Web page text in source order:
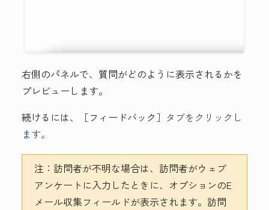
右側のパネルで、質問がどのように表示されるかを
プレビューします。
続けるには、［フィードバック］ タブをクリックし
ます。
注： 訪問者が不明な場合は、訪問者がウェブ
アンケートに入力したときに、オプションのE
メール収集フィールドが表示されます。訪問